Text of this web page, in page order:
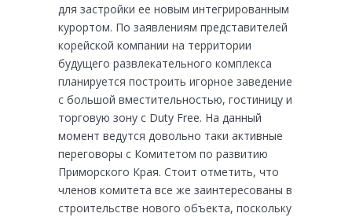
для застройки ее новым интегрированным
курортом. По заявлениям представителей
корейской компании на территории
будущего развлекательного комплекса
планируется построить игорное заведение
с большой вместительностью, гостиницу и
торговую зону с Duty Free. На данный
момент ведутся довольно таки активные
переговоры с Комитетом по развитию
Приморского Края. Стоит отметить, что
членов комитета все же заинтересованы в
строительстве нового объекта, поскольку